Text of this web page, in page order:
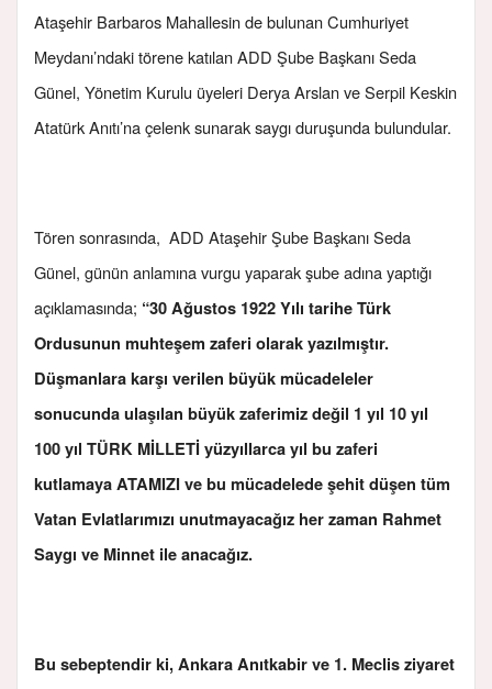
Ataşehir Barbaros Mahallesin de bulunan Cumhuriyet
Meydanı’ndaki törene katılan ADD Şube Başkanı Seda
Günel, Yönetim Kurulu üyeleri Derya Arslan ve Serpil Keskin
Atatürk Anıtı’na çelenk sunarak saygı duruşunda bulundular.
Tören sonrasında, ADD Ataşehir Şube Başkanı Seda
Günel, günün anlamına vurgu yaparak şube adına yaptığı
açıklamasında; “30 Ağustos 1922 Yılı tarihe Türk
Ordusunun muhteşem zaferi olarak yazılmıştır.
Düşmanlara karşı verilen büyük mücadeleler
sonucunda ulaşılan büyük zaferimiz değil 1 yıl 10 yıl
100 yıl TÜRK MİLLETİ yüzyıllarca yıl bu zaferi
kutlamaya ATAMIZI ve bu mücadelede şehit düşen tüm
Vatan Evlatlarımızı unutmayacağız her zaman Rahmet
Saygı ve Minnet ile anacağız.
Bu sebeptendir ki, Ankara Anıtkabir ve 1. Meclis ziyaret